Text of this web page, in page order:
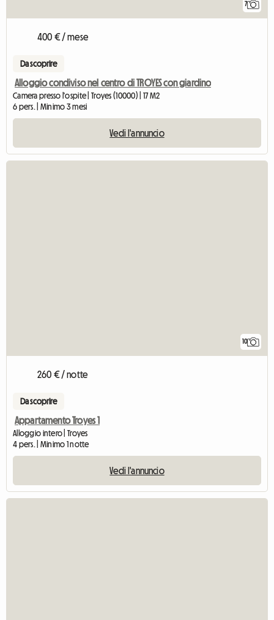
7
400 € / mese
Da scoprire
Alloggio condiviso nel centro di TROYES con giardino
Camera presso l'ospite | Troyes (10000) | 17 M2
6 pers. | Minimo 3 mesi
Vedi l'annuncio
10
260 € / notte
Da scoprire
Appartamento Troyes 1
Alloggio intero | Troyes
4 pers. | Minimo 1 notte
Vedi l'annuncio